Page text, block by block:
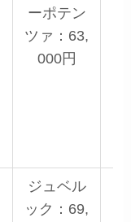
ーポテン
ツァ：63,
000円
ジュベル
ック：69,